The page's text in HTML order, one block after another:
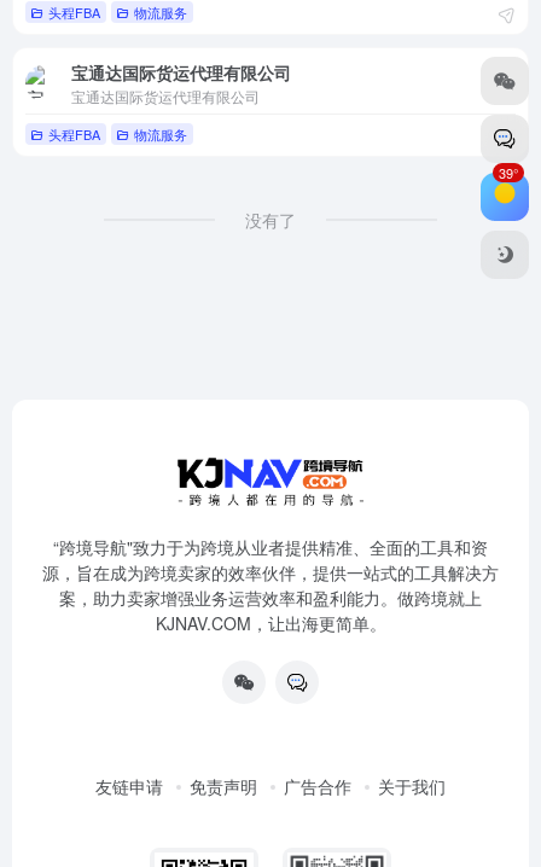
头程FBA 物流服务
宝通达国际货运代理有限公司
宝通达国际货运代理有限公司
头程FBA 物流服务
没有了
“跨境导航"致力于为跨境从业者提供精准、全面的工具和资
源，旨在成为跨境卖家的效率伙伴，提供一站式的工具解决方
案，助力卖家增强业务运营效率和盈利能力。做跨境就上
KJNAV.COM，让出海更简单。
友链申请 免责声明 广告合作 关于我们
39°